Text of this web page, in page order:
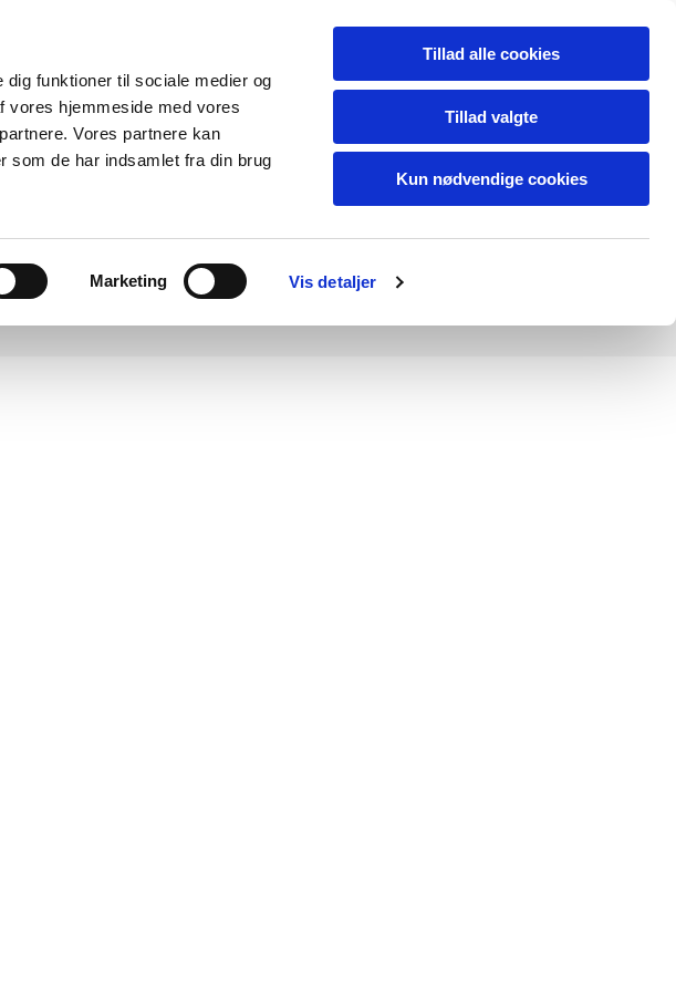
funktioner til sociale medier og
vores hjemmeside med vores
Vores partnere kan
som de har indsamlet fra din brug
Marketing Vis detaljer
Tillad alle cookies
Tillad valgte
Kun nødvendige cookies
aftale. Kontakt:betmalling@gmail.com.